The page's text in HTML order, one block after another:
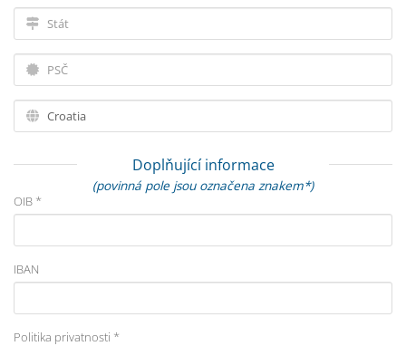
Doplňující informace
(povinná pole jsou označena znakem*)
OIB *
IBAN
Politika privatnosti *